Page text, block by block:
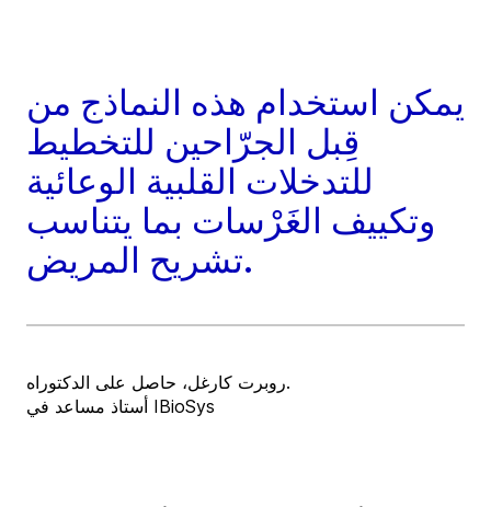
يمكن استخدام هذه النماذج من
قِبل الجرّاحين للتخطيط
للتدخلات القلبية الوعائية
وتكييف الغَرْسات بما يتناسب
تشريح المريض.
روبرت كارغل، حاصل على الدكتوراه.
أستاذ مساعد في IBioSys